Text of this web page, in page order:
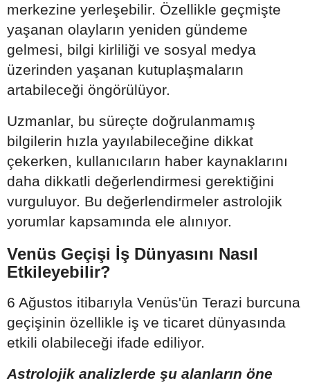
merkezine yerleşebilir. Özellikle geçmişte
yaşanan olayların yeniden gündeme
gelmesi, bilgi kirliliği ve sosyal medya
üzerinden yaşanan kutuplaşmaların
artabileceği öngörülüyor.
Uzmanlar, bu süreçte doğrulanmamış
bilgilerin hızla yayılabileceğine dikkat
çekerken, kullanıcıların haber kaynaklarını
daha dikkatli değerlendirmesi gerektiğini
vurguluyor. Bu değerlendirmeler astrolojik
yorumlar kapsamında ele alınıyor.
Venüs Geçişi İş Dünyasını Nasıl
Etkileyebilir?
6 Ağustos itibarıyla Venüs'ün Terazi burcuna
geçişinin özellikle iş ve ticaret dünyasında
etkili olabileceği ifade ediliyor.
Astrolojik analizlerde şu alanların öne